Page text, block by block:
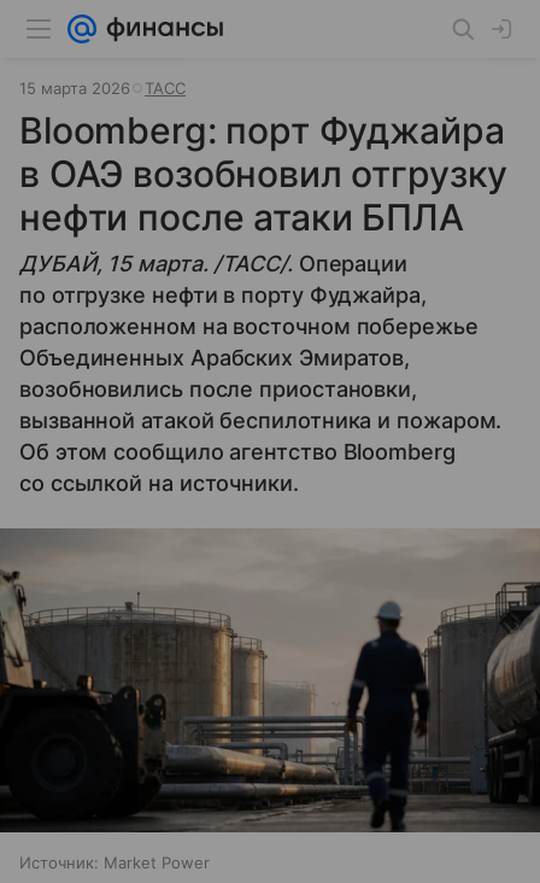
15 марта 2026 ТАСС
Bloomberg: порт Фуджайра
в ОАЭ возобновил отгрузку
нефти после атаки БПЛА
ДУБАЙ, 15 марта. /ТАСС/. Операции
по отгрузке нефти в порту Фуджайра,
расположенном на восточном побережье
Объединенных Арабских Эмиратов,
возобновились после приостановки,
вызванной атакой беспилотника и пожаром.
Об этом сообщило агентство Bloomberg
со ссылкой на источники.
Источник: Market Power